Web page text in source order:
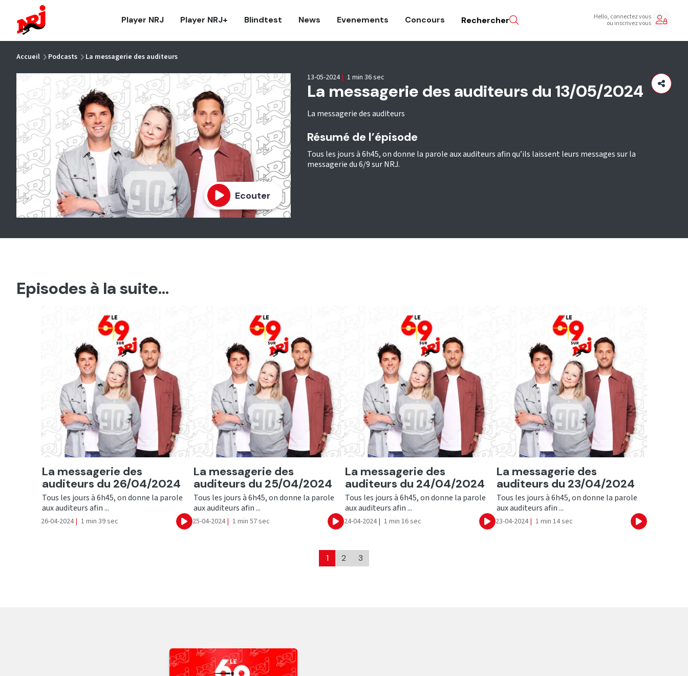
Player NRJ Player NRJ+ Blindtest News Evenements Concours Rechercher Hello, connectez vous
ou inscrivez vous
Accueil Podcasts La messagerie des auditeurs
Ecouter
La messagerie des auditeurs du 13/05/2024
La messagerie des auditeurs
13-05-2024 | 1 min 36 sec
Résumé de l’épisode
Tous les jours à 6h45, on donne la parole aux auditeurs afin qu’ils laissent leurs messages sur la
messagerie du 6/9 sur NRJ.
Episodes à la suite...
Ecouter
La messagerie des
auditeurs du 26/04/2024
Tous les jours à 6h45, on donne la parole
aux auditeurs afin ...
26-04-2024 | 1 min 39 sec Ecouter
Ecouter
La messagerie des
auditeurs du 25/04/2024
Tous les jours à 6h45, on donne la parole
aux auditeurs afin ...
25-04-2024 | 1 min 57 sec Ecouter
Ecouter
La messagerie des
auditeurs du 24/04/2024
Tous les jours à 6h45, on donne la parole
aux auditeurs afin ...
24-04-2024 | 1 min 16 sec Ecouter
Ecouter
La messagerie des
auditeurs du 23/04/2024
Tous les jours à 6h45, on donne la parole
aux auditeurs afin ...
23-04-2024 | 1 min 14 sec Ecouter
1 2 3